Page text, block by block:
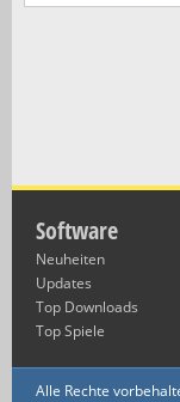
Software
Neuheiten
Updates
Top Downloads
Top Spiele
Alle Rechte